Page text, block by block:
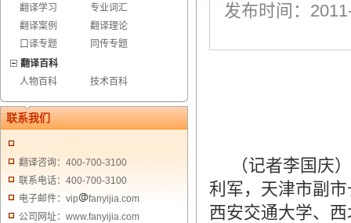
翻译学习
专业词汇
翻译案例
翻译理论
口译专题
同传专题
翻译百科
人物百科
技术百科
联系我们
翻译咨询：400-700-3100
联系电话：400-700-3100
电子邮件：vip
fanyijia.com
公司网址：www.fanyijia.com
发布时间：
（记者李国庆）
利军，天津市副
西安交通大学、